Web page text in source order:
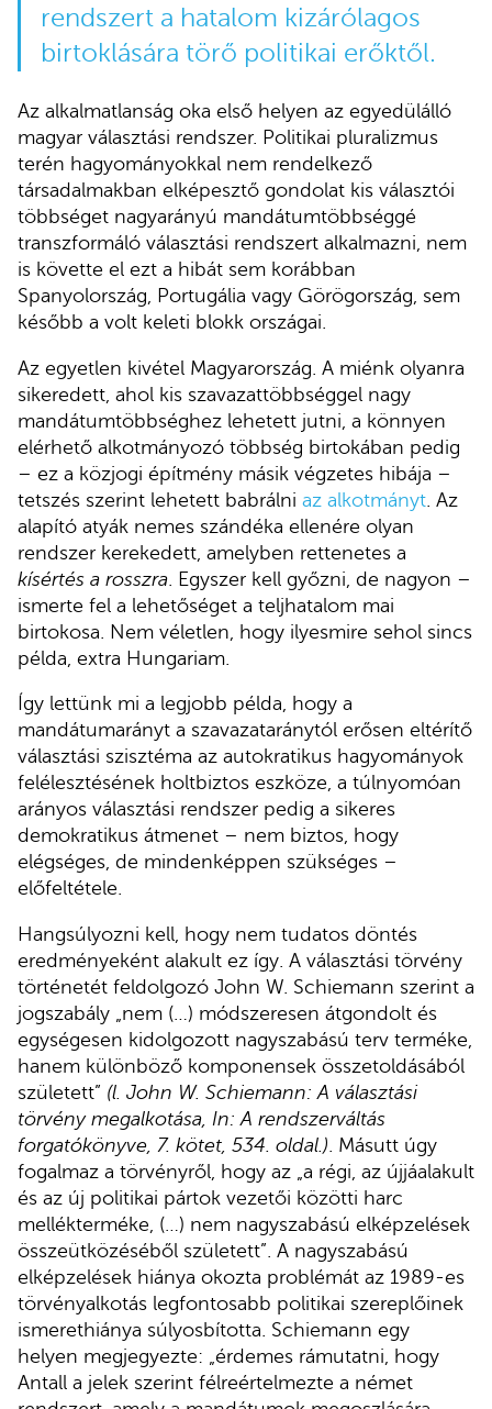
rendszert a hatalom kizárólagos
birtoklására törő politikai erőktől.
Az alkalmatlanság oka első helyen az egyedülálló
magyar választási rendszer. Politikai pluralizmus
terén hagyományokkal nem rendelkező
társadalmakban elképesztő gondolat kis választói
többséget nagyarányú mandátumtöbbséggé
transzformáló választási rendszert alkalmazni, nem
is követte el ezt a hibát sem korábban
Spanyolország, Portugália vagy Görögország, sem
később a volt keleti blokk országai.
Az egyetlen kivétel Magyarország. A miénk olyanra
sikeredett, ahol kis szavazattöbbséggel nagy
mandátumtöbbséghez lehetett jutni, a könnyen
elérhető alkotmányozó többség birtokában pedig
– ez a közjogi építmény másik végzetes hibája –
tetszés szerint lehetett babrálni az alkotmányt . Az
alapító atyák nemes szándéka ellenére olyan
rendszer kerekedett, amelyben rettenetes a
kísértés a rosszra . Egyszer kell győzni, de nagyon –
ismerte fel a lehetőséget a teljhatalom mai
birtokosa. Nem véletlen, hogy ilyesmire sehol sincs
példa, extra Hungariam.
Így lettünk mi a legjobb példa, hogy a
mandátumarányt a szavazataránytól erősen eltérítő
választási szisztéma az autokratikus hagyományok
felélesztésének holtbiztos eszköze, a túlnyomóan
arányos választási rendszer pedig a sikeres
demokratikus átmenet – nem biztos, hogy
elégséges, de mindenképpen szükséges –
előfeltétele.
Hangsúlyozni kell, hogy nem tudatos döntés
eredményeként alakult ez így. A választási törvény
történetét feldolgozó John W. Schiemann szerint a
jogszabály „nem (…) módszeresen átgondolt és
egységesen kidolgozott nagyszabású terv terméke,
hanem különböző komponensek összetoldásából
született” (l. John W. Schiemann: A választási
törvény megalkotása, In: A rendszerváltás
forgatókönyve, 7. kötet, 534. oldal.). Másutt úgy
fogalmaz a törvényről, hogy az „a régi, az újjáalakult
és az új politikai pártok vezetői közötti harc
mellékterméke, (…) nem nagyszabású elképzelések
összeütközéséből született”. A nagyszabású
elképzelések hiánya okozta problémát az 1989-es
törvényalkotás legfontosabb politikai szereplőinek
ismerethiánya súlyosbította. Schiemann egy
helyen megjegyezte: „érdemes rámutatni, hogy
Antall a jelek szerint félreértelmezte a német